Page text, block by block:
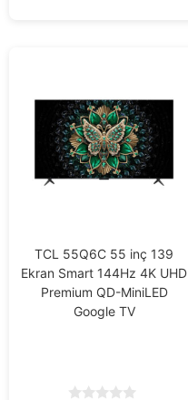
TCL 55Q6C 55 inç 139
Ekran Smart 144Hz 4K UHD
Premium QD-MiniLED
Google TV